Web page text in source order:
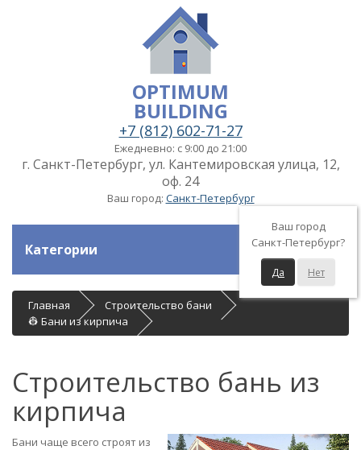
OPTIMUM
BUILDING
+7 (812) 602-71-27
Ежедневно: с 9:00 до 21:00
г. Санкт-Петербург, ул. Кантемировская улица, 12,
оф. 24
Ваш город: Санкт-Петербург
Ваш город
Санкт-Петербург?
Да Нет
Категории
Главная
Строительство бани
👷 Бани из кирпича
Строительство бань из
кирпича
Бани чаще всего строят из